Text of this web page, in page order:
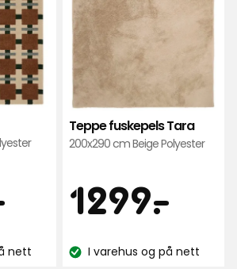
2299
kr
nett
Teppe fuskepels Tara
200x290 cm Beige Polyester
Pris
1299-
.
kr
Lagerbalanse:
I varehus og på nett